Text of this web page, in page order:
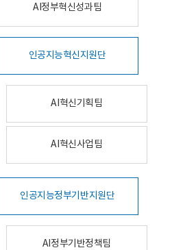
AI정부혁신성과팀
인공지능혁신지원단
AI혁신기획팀
AI혁신사업팀
인공지능정부기반지원단
AI정부기반정책팀